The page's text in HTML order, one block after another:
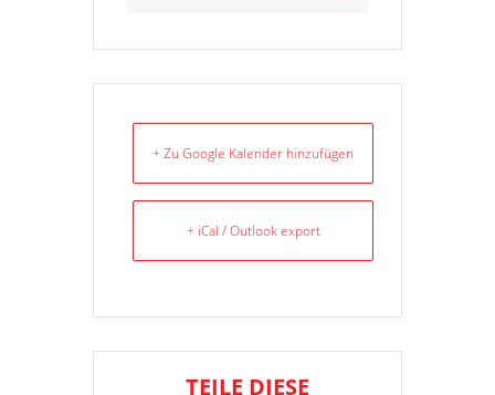
+ Zu Google Kalender hinzufügen
+ iCal / Outlook export
TEILE DIESE